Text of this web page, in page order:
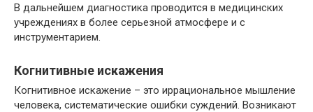
В дальнейшем диагностика проводится в медицинских
учреждениях в более серьезной атмосфере и с
инструментарием.
Когнитивные искажения
Когнитивное искажение – это иррациональное мышление
человека, систематические ошибки суждений. Возникают